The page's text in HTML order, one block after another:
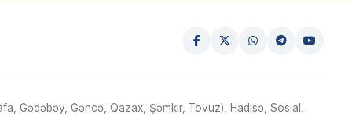
Gədəbəy, Gəncə, Qazax, Şəmkir, Tovuz), Hadisə, Sosial,